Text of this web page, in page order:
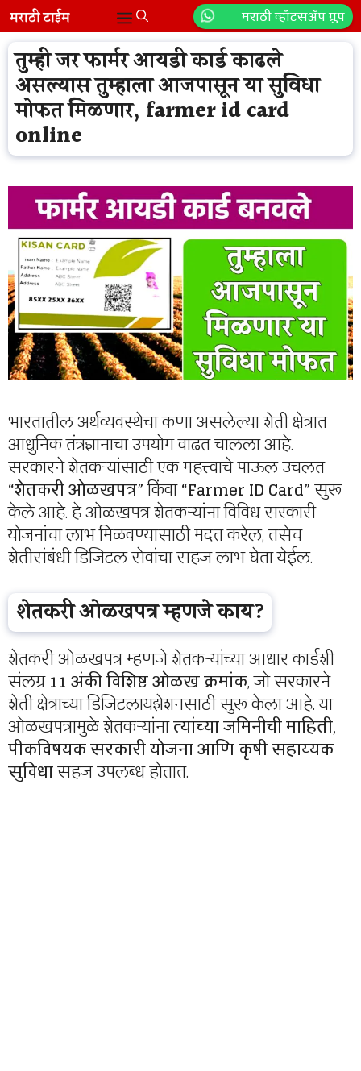
Skip
to
content
मराठी व्हॉटसॲप ग्रुप
Menu
तुम्ही जर फार्मर आयडी कार्ड काढले
असल्यास तुम्हाला आजपासून या सुविधा
मोफत मिळणार, farmer id card
online
भारतातील अर्थव्यवस्थेचा कणा असलेल्या शेती क्षेत्रात
आधुनिक तंत्रज्ञानाचा उपयोग वाढत चालला आहे.
सरकारने शेतकऱ्यांसाठी एक महत्त्वाचे पाऊल उचलत
“शेतकरी ओळखपत्र”किंवा“Farmer ID Card”सुरू
केले आहे. हे ओळखपत्र शेतकऱ्यांना विविध सरकारी
योजनांचा लाभ मिळवण्यासाठी मदत करेल, तसेच
शेतीसंबंधी डिजिटल सेवांचा सहज लाभ घेता येईल.
शेतकरी ओळखपत्र म्हणजे काय?
शेतकरी ओळखपत्र म्हणजे शेतकऱ्यांच्या आधार कार्डशी
संलग्न11 अंकी विशिष्ट ओळख क्रमांक, जो सरकारने
शेती क्षेत्राच्या डिजिटलायझेशनसाठी सुरू केला आहे. या
ओळखपत्रामुळे शेतकऱ्यांनात्यांच्या जमिनीची माहिती,
पीकविषयक सरकारी योजना आणि कृषी सहाय्यक
सुविधासहज उपलब्ध होतात.